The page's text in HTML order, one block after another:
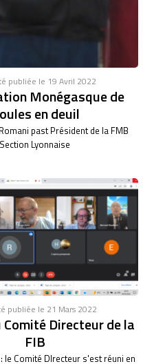
publiée le 19 Avril 2022
Monégasque de
en deuil
past Président de la FMB
Section Lyonnaise
publiée le 21 Mars 2022
Comité Directeur de la
FIB
le Comité DIrecteur s'est réuni en